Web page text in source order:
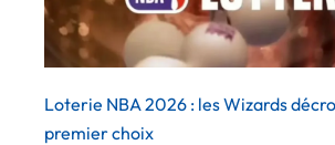
Loterie NBA 2026 : les Wizards
premier choix